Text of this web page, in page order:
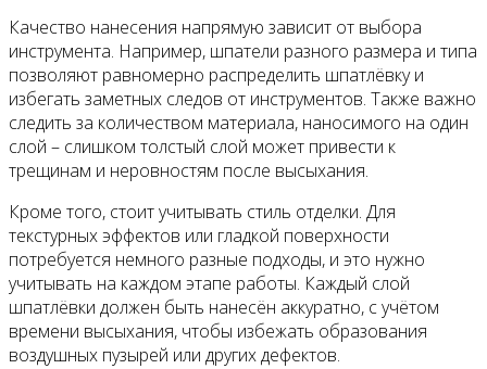
Качество нанесения напрямую зависит от выбора
инструмента. Например, шпатели разного размера и типа
позволяют равномерно распределить шпатлёвку и
избегать заметных следов от инструментов. Также важно
следить за количеством материала, наносимого на один
слой – слишком толстый слой может привести к
трещинам и неровностям после высыхания.
Кроме того, стоит учитывать стиль отделки. Для
текстурных эффектов или гладкой поверхности
потребуется немного разные подходы, и это нужно
учитывать на каждом этапе работы. Каждый слой
шпатлёвки должен быть нанесён аккуратно, с учётом
времени высыхания, чтобы избежать образования
воздушных пузырей или других дефектов.